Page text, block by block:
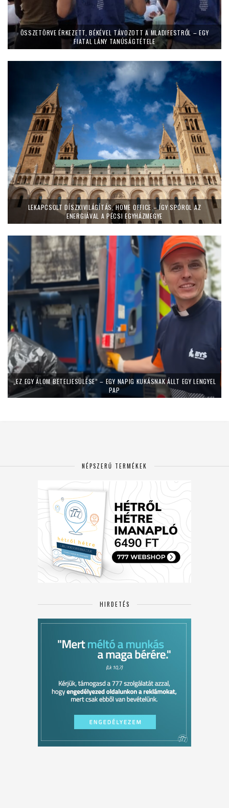
ÖSSZETÖRVE ÉRKEZETT, BÉKÉVEL TÁVOZOTT A MLADIFESTRŐL – EGY
FIATAL LÁNY TANÚSÁGTÉTELE
LEKAPCSOLT DÍSZKIVILÁGÍTÁS, HOME OFFICE – ÍGY SPÓROL AZ
ENERGIÁVAL A PÉCSI EGYHÁZMEGYE
„EZ EGY ÁLOM BETELJESÜLÉSE” – EGY NAPIG KUKÁSNAK ÁLLT EGY LENGYEL
PAP
NÉPSZERŰ TERMÉKEK
HIRDETÉS